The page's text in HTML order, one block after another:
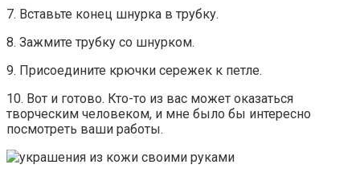
7. Вставьте конец шнурка в трубку.
8. Зажмите трубку со шнурком.
9. Присоедините крючки сережек к петле.
10. Вот и готово. Кто-то из вас может оказаться
творческим человеком, и мне было бы интересно
посмотреть ваши работы.